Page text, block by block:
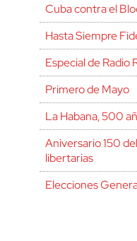
Cuba contra el
Hasta Siempre
Especial de
Primero de Mayo
La Habana, 500
Aniversario 150
libertarias
Elecciones